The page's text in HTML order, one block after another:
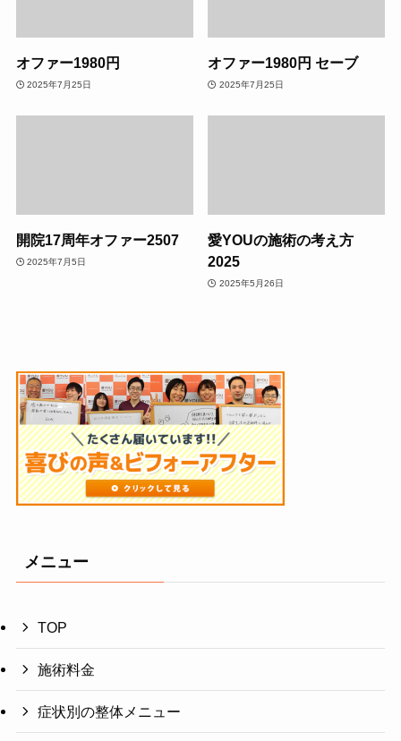
オファー1980円
2025年7月25日
オファー1980円 セーブ
2025年7月25日
開院17周年オファー2507
2025年7月5日
愛YOUの施術の考え方
2025
2025年5月26日
メニュー
TOP
施術料金
症状別の整体メニュー